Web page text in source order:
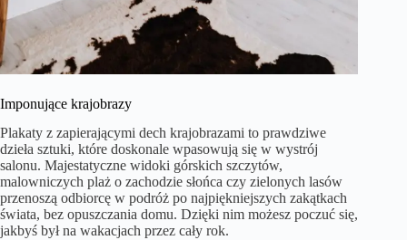
Imponujące krajobrazy
Plakaty z zapierającymi dech krajobrazami to prawdziwe
dzieła sztuki, które doskonale wpasowują się w wystrój
salonu. Majestatyczne widoki górskich szczytów,
malowniczych plaż o zachodzie słońca czy zielonych lasów
przenoszą odbiorcę w podróż po najpiękniejszych zakątkach
świata, bez opuszczania domu. Dzięki nim możesz poczuć się,
jakbyś był na wakacjach przez cały rok.